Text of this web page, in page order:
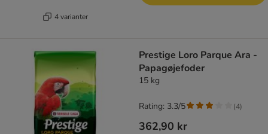
4 varianter
Prestige Loro Parque Ara -
Papagøjefoder
15 kg
362,90 kr
Rating: 3.3/5 (4)